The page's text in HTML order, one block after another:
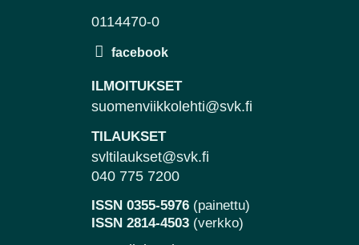
0114470-0
ILMOITUKSET
suomenviikkolehti@svk.fi
TILAUKSET
svltilaukset@svk.fi
040 775 7200
ISSN 0355-5976 (painettu)
ISSN 2814-4503 (verkko)